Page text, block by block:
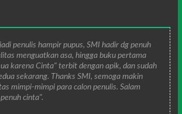
penulis hampir pupus, SMI hadir dg penuh
menguatkan asa, hingga buku pertama
karena Cinta" terbit dengan apik, dan sudah
sekarang. Thanks SMI, semoga makin
mimpi-mimpi para calon penulis. Salam
cinta".